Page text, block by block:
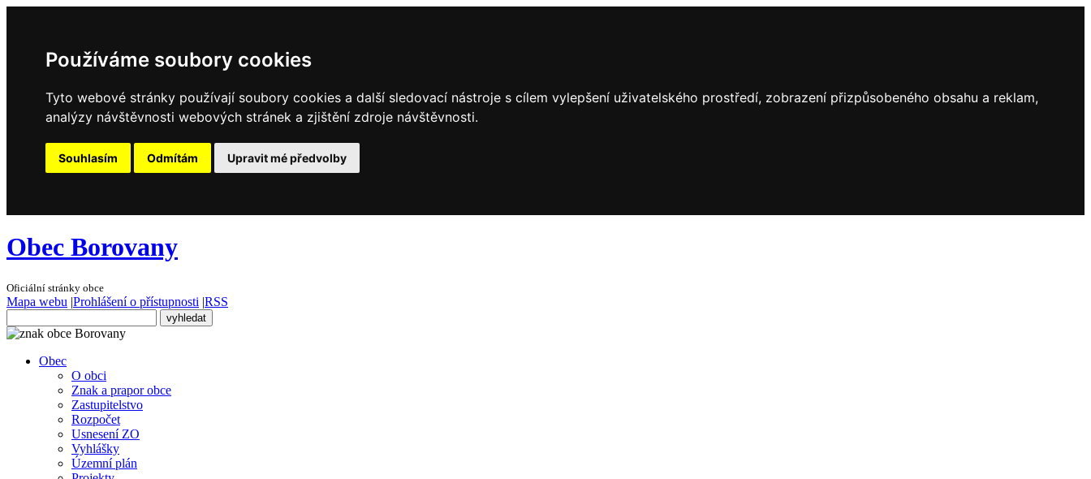
Používáme soubory cookies
Tyto webové stránky používají soubory cookies a další sledovací nástroje s cílem vylepšení uživatelského prostředí, zobrazení přizpůsobeného obsahu a reklam,
analýzy návštěvnosti webových stránek a zjištění zdroje návštěvnosti.
Souhlasím Odmítám Upravit mé předvolby
Obec Borovany
Oficiální stránky obce
Mapa webu |Prohlášení o přístupnosti |RSS
Obec
O obci
Znak a prapor obce
Zastupitelstvo
Rozpočet
Usnesení ZO
Vyhlášky
Územní plán